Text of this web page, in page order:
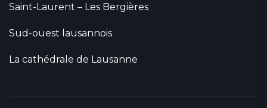
Saint-Laurent – Les Bergières
Sud-ouest lausannois
La cathédrale de Lausanne